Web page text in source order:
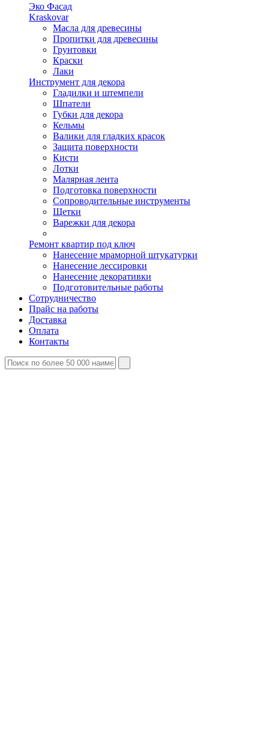
Эко Фасад
Kraskovar
Масла для древесины
Пропитки для древесины
Грунтовки
Краски
Лаки
Инструмент для декора
Гладилки и штемпели
Шпатели
Губки для декора
Кельмы
Валики для гладких красок
Защита поверхности
Кисти
Лотки
Малярная лента
Подготовка поверхности
Сопроводительные инструменты
Щетки
Варежки для декора
Ремонт квартир под ключ
Нанесение мраморной штукатурки
Нанесение лессировки
Нанесение декоративки
Подготовительные работы
Сотрудничество
Прайс на работы
Доставка
Оплата
Контакты